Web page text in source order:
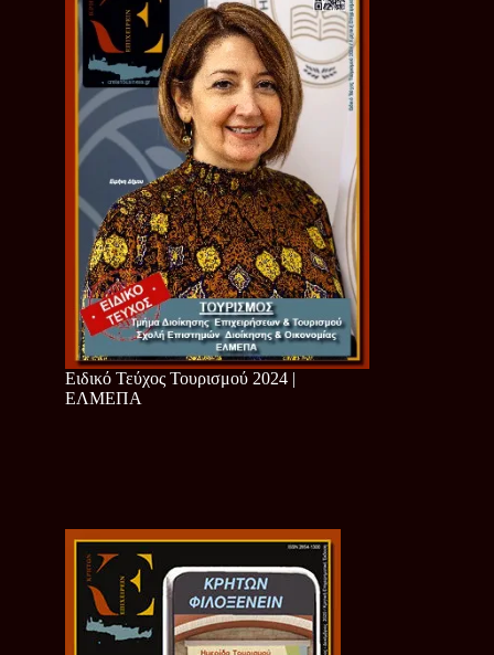
Ειδικό Τεύχος Τουρισμού 2024 |
ΕΛΜΕΠΑ